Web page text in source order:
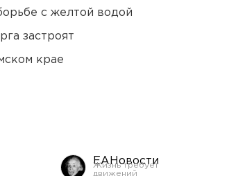
с желтой водой
застроят
крае
ЕАНовости